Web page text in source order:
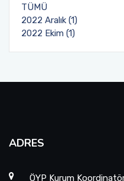
TÜMÜ
2022 Aralık (1)
2022 Ekim (1)
ADRES
ÖYP Kurum